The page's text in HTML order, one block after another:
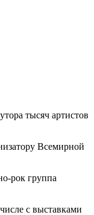
тысяч артистов
Всемирной
рок группа
с выставками